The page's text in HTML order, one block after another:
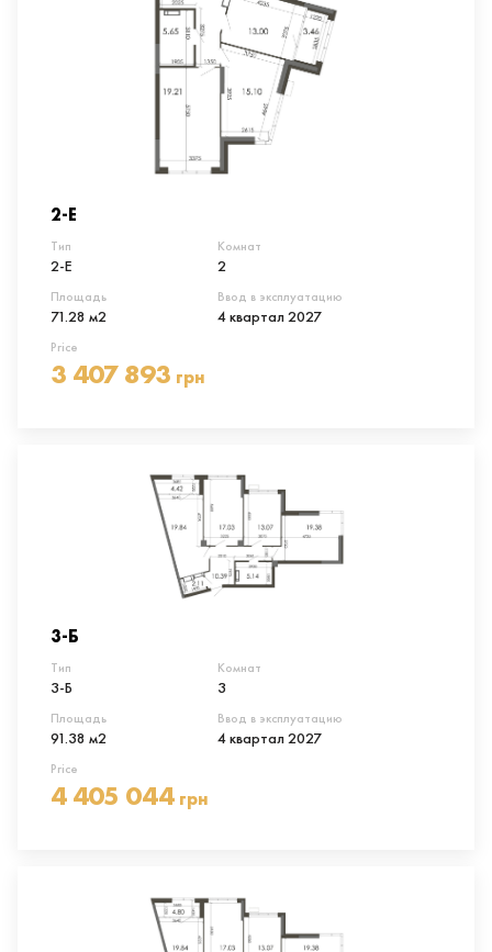
2-Е
Тип
2-Е
Комнат
2
Площадь
71.28 м2
Ввод в эксплуатацию
4 квартал 2027
Price
3 407 893 грн
3-Б
Тип
3-Б
Комнат
3
Площадь
91.38 м2
Ввод в эксплуатацию
4 квартал 2027
Price
4 405 044 грн